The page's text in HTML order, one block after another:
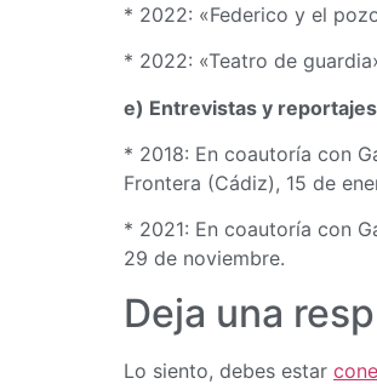
* 2022: «Federico y el
* 2022: «Teatro de
e) Entrevistas y reportajes
* 2018: En coautoría con
Frontera (Cádiz), 15 de
* 2021: En coautoría con
29 de noviembre.
Deja una
Lo siento, debes estar